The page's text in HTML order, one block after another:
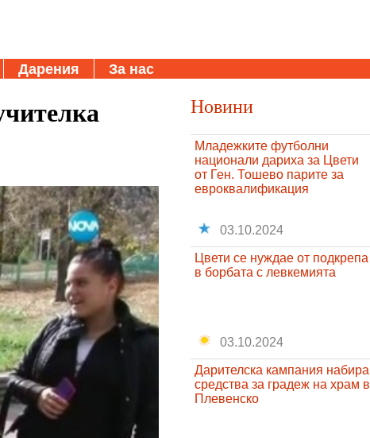
Дарения За нас
Новини
Младежките футболни
национали дариха за Цвети
от Ген. Тошево парите за
евроквалификация
03.10.2024
Цвети се нуждае от подкрепа
в борбата с левкемията
03.10.2024
Дарителска кампания набира
средства за градеж на храм в
Плевенско